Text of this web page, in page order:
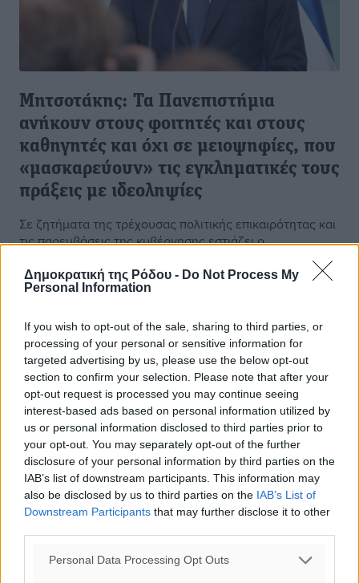
Δημοκρατική της Ρόδου - Do Not Process My
Personal Information
If you wish to opt-out of the sale, sharing to third parties, or
processing of your personal or sensitive information for
targeted advertising by us, please use the below opt-out
section to confirm your selection. Please note that after your
opt-out request is processed you may continue seeing
interest-based ads based on personal information utilized by
us or personal information disclosed to third parties prior to
your opt-out. You may separately opt-out of the further
disclosure of your personal information by third parties on the
IAB’s list of downstream participants. This information may
also be disclosed by us to third parties on the IAB’s List of
Downstream Participants that may further disclose it to other
Personal Data Processing Opt Outs
Μητσοτάκης: Τα Πανεπιστήμια
ανήκουν στους φοιτητές και στους
καθηγητές και όχι σε μειοψηφίες, που
«μασκαρεύουν» τις εγκληματικές τους
πράξεις με ιδεοληψίες
Σε ζητήματα της τρέχουσας πολιτικής επικαιρότητας και
τις παρεμβάσεις της κυβέρνησης εστιάζει ο
καθιερωμένη του κυριακάτικη ανάρτηση στο ...